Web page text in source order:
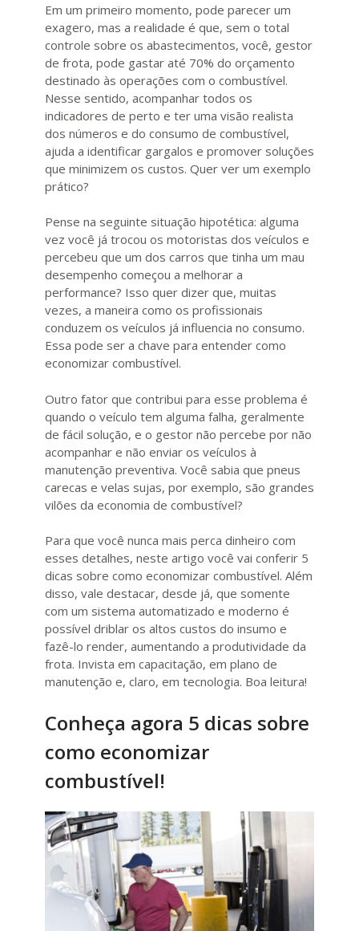
Em um primeiro momento, pode parecer um
exagero, mas a realidade é que, sem o total
controle sobre os abastecimentos, você, gestor
de frota, pode gastar até 70% do orçamento
destinado às operações com o combustível.
Nesse sentido, acompanhar todos os
indicadores de perto e ter uma visão realista
dos números e do consumo de combustível,
ajuda a identificar gargalos e promover soluções
que minimizem os custos. Quer ver um exemplo
prático?
Pense na seguinte situação hipotética: alguma
vez você já trocou os motoristas dos veículos e
percebeu que um dos carros que tinha um mau
desempenho começou a melhorar a
performance? Isso quer dizer que, muitas
vezes, a maneira como os profissionais
conduzem os veículos já influencia no consumo.
Essa pode ser a chave para entender como
economizar combustível.
Outro fator que contribui para esse problema é
quando o veículo tem alguma falha, geralmente
de fácil solução, e o gestor não percebe por não
acompanhar e não enviar os veículos à
manutenção preventiva. Você sabia que pneus
carecas e velas sujas, por exemplo, são grandes
vilões da economia de combustível?
Para que você nunca mais perca dinheiro com
esses detalhes, neste artigo você vai conferir 5
dicas sobre como economizar combustível. Além
disso, vale destacar, desde já, que somente
com um sistema automatizado e moderno é
possível driblar os altos custos do insumo e
fazê-lo render, aumentando a produtividade da
frota. Invista em capacitação, em plano de
manutenção e, claro, em tecnologia. Boa leitura!
Conheça agora 5 dicas sobre
como economizar
combustível!